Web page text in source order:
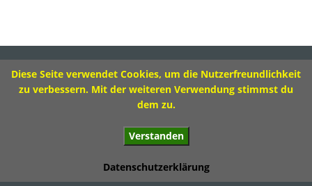
Impressum
© 2017 Ivo-Hennemann-Grundschule Bad Staffelstein
Diese Seite verwendet Cookies, um die Nutzerfreundlichkeit
zu verbessern. Mit der weiteren Verwendung stimmst du
dem zu.
Verstanden
Datenschutzerklärung